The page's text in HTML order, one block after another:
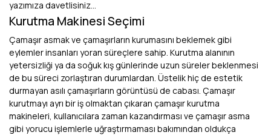
yazımıza davetlisiniz…
Kurutma Makinesi Seçimi
Çamaşır asmak ve çamaşırların kurumasını beklemek gibi
eylemler insanları yoran süreçlere sahip. Kurutma alanının
yetersizliği ya da soğuk kış günlerinde uzun süreler beklenmesi
de bu süreci zorlaştıran durumlardan. Üstelik hiç de estetik
durmayan asılı çamaşırların görüntüsü de cabası. Çamaşır
kurutmayı ayrı bir iş olmaktan çıkaran çamaşır kurutma
makineleri, kullanıcılara zaman kazandırması ve çamaşır asma
gibi yorucu işlemlerle uğraştırmaması bakımından oldukça